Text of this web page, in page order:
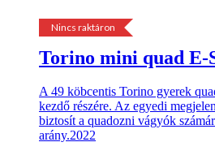
Nincs raktáron
Torino mini quad E-
A 49 köbcentis Torino gyerek
kezdő részére. Az egyedi
biztosít a quadozni vágyók
arány.2022